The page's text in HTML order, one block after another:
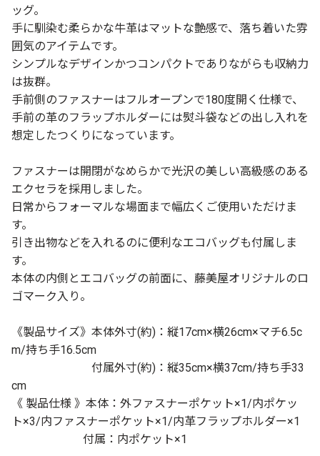
ッグ。
手に馴染む柔らかな牛革はマットな艶感で、落ち着いた雰
囲気のアイテムです。
シンプルなデザインかつコンパクトでありながらも収納力
は抜群。
手前側のファスナーはフルオープンで180度開く仕様で、
手前の革のフラップホルダーには熨斗袋などの出し入れを
想定したつくりになっています。
ファスナーは開閉がなめらかで光沢の美しい高級感のある
エクセラを採用しました。
日常からフォーマルな場面まで幅広くご使用いただけま
す。
引き出物などを入れるのに便利なエコバッグも付属しま
す。
本体の内側とエコバッグの前面に、藤美屋オリジナルのロ
ゴマーク入り。
《製品サイズ》本体外寸(約)：縦17cm×横26cm×マチ6.5c
m/持ち手16.5cm
付属外寸(約)：縦35cm×横37cm/持ち手33
cm
《 製品仕様 》本体：外ファスナーポケット×1/内ポケッ
ト×3/内ファスナーポケット×1/内革フラップホルダー×1
付属：内ポケット×1